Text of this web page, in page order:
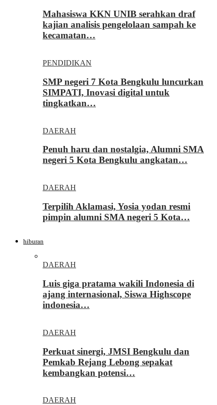
Mahasiswa KKN UNIB serahkan draf
kajian analisis pengelolaan sampah ke
kecamatan…
PENDIDIKAN
SMP negeri 7 Kota Bengkulu luncurkan
SIMPATI, Inovasi digital untuk
tingkatkan…
DAERAH
Penuh haru dan nostalgia, Alumni SMA
negeri 5 Kota Bengkulu angkatan…
DAERAH
Terpilih Aklamasi, Yosia yodan resmi
pimpin alumni SMA negeri 5 Kota…
hiburan
DAERAH
Luis giga pratama wakili Indonesia di
ajang internasional, Siswa Highscope
indonesia…
DAERAH
Perkuat sinergi, JMSI Bengkulu dan
Pemkab Rejang Lebong sepakat
kembangkan potensi…
DAERAH